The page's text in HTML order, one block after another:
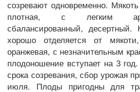
созревают одновременно.
плотная, с легким
сбалансированный, десертный.
хорошо отделяется от
оранжевая, с незначительным
плодоношение вступает на 3
срока созревания, сбор урожая
июля. Плоды пригодны для